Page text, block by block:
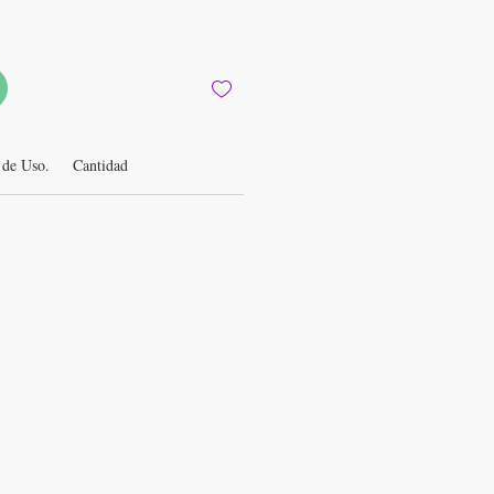
Uso. Cantidad